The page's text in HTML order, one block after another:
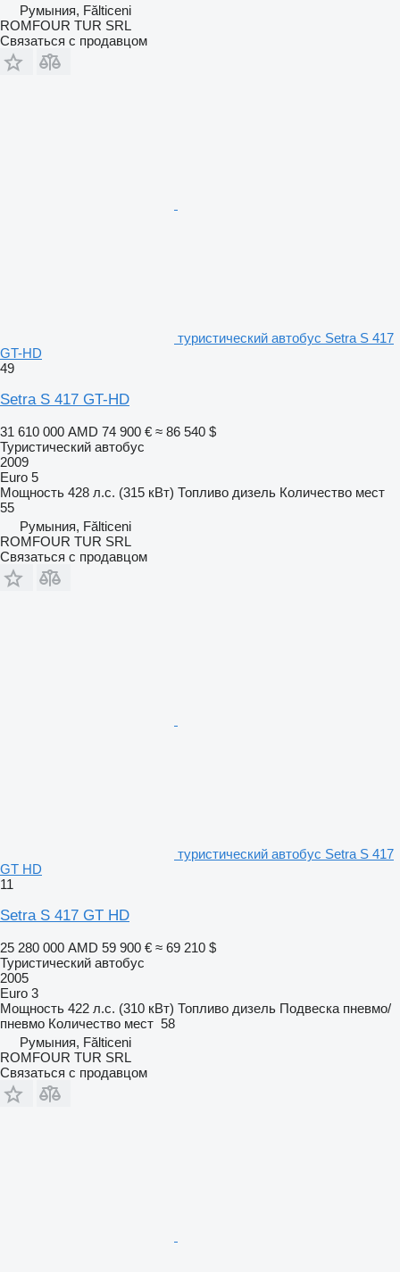
Румыния, Fălticeni
ROMFOUR TUR SRL
Связаться с продавцом
туристический автобус Setra S 417
GT-HD
49
Setra S 417 GT-HD
31 610 000 AMD 74 900 € ≈ 86 540 $
Туристический автобус
2009
Euro 5
Мощность 428 л.с. (315 кВт) Топливо дизель Количество мест
55
Румыния, Fălticeni
ROMFOUR TUR SRL
Связаться с продавцом
туристический автобус Setra S 417
GT HD
11
Setra S 417 GT HD
25 280 000 AMD 59 900 € ≈ 69 210 $
Туристический автобус
2005
Euro 3
Мощность 422 л.с. (310 кВт) Топливо дизель Подвеска пневмо/
пневмо Количество мест 58
Румыния, Fălticeni
ROMFOUR TUR SRL
Связаться с продавцом